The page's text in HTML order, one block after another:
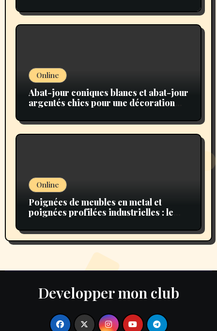
Online
Abat-jour coniques blancs et abat-jour
argentés chics pour une décoration
Online
Poignées de meubles en metal et
poignées profilées industrielles : le
et authentique
Developper mon club